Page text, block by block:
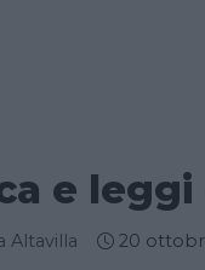
e
Altavilla 20